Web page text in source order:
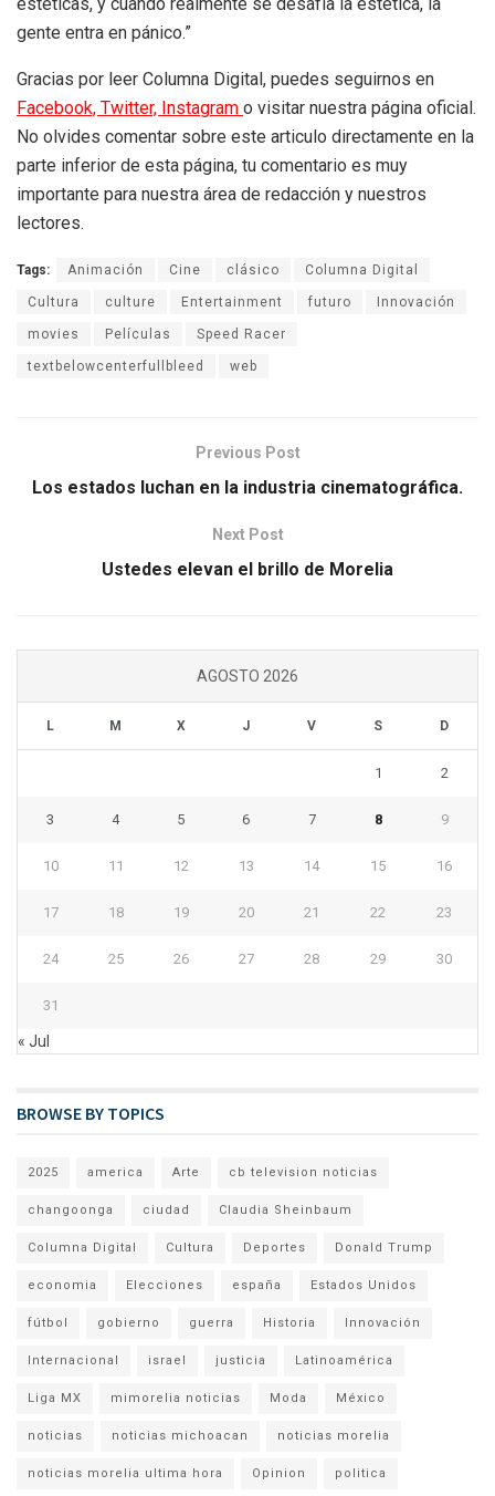
estéticas, y cuando realmente se desafía la estética, la
gente entra en pánico.”
Gracias por leer Columna Digital, puedes seguirnos en
Facebook, Twitter, Instagram o visitar nuestra página oficial.
No olvides comentar sobre este articulo directamente en la
parte inferior de esta página, tu comentario es muy
importante para nuestra área de redacción y nuestros
lectores.
Tags: Animación Cine clásico Columna Digital
Cultura culture Entertainment futuro Innovación
movies Películas Speed Racer
textbelowcenterfullbleed web
Previous Post
Los estados luchan en la industria cinematográfica.
Next Post
Ustedes elevan el brillo de Morelia
AGOSTO 2026
L M X J V S D
1 2
3 4 5 6 7 8 9
10 11 12 13 14 15 16
17 18 19 20 21 22 23
24 25 26 27 28 29 30
31
« Jul
BROWSE BY TOPICS
2025 america Arte cb television noticias
changoonga ciudad Claudia Sheinbaum
Columna Digital Cultura Deportes Donald Trump
economia Elecciones españa Estados Unidos
fútbol gobierno guerra Historia Innovación
Internacional israel justicia Latinoamérica
Liga MX mimorelia noticias Moda México
noticias noticias michoacan noticias morelia
noticias morelia ultima hora Opinion politica